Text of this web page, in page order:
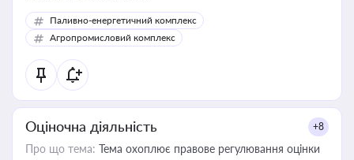
Паливно-енергетичний комплекс
Агропромисловий комплекс
Оціночна діяльність +8
Про що тема: Тема охоплює правове регулювання оцінки